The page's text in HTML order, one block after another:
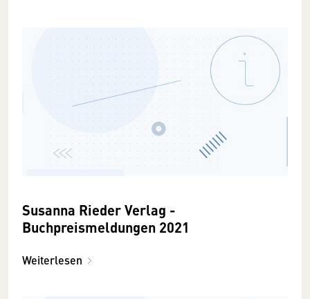
Susanna Rieder Verlag -
Buchpreismeldungen 2021
Weiterlesen